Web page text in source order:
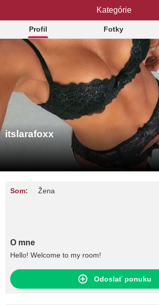
itslarafoxx
Profil Fotky
itslarafoxx
Som: Žena
O mne
Hello! Welcome to my room!
Odoslať ponuku
Kategórie